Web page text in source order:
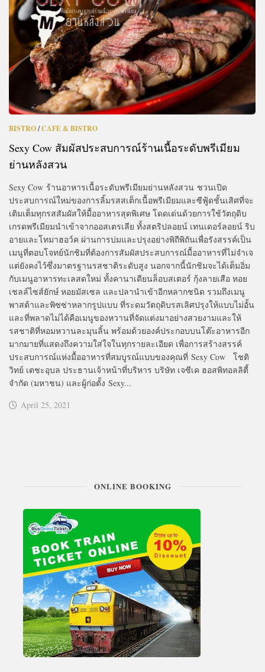
BISTRO/CAFE & BISTRO
Sexy Cow สัมผัสประสบการณ์ร้านเนื้อระดับพรีเมียม
ย่านหลังสวน
Sexy Cow ร้านอาหารเนื้อระดับพรีเมียมย่านหลังสวน ชวนเปิด
ประสบการณ์ใหม่ของการลิ้มรสสเต็กเนื้อพรีเมียมและซีฟู้ดชั้นเสิศที่จะ
เติมเต็มทุกรสสัมผัสให้มื้ออาหารสุดพิเศษ โดดเด่นด้วยการใช้วัตถุดิบ
เกรดพรีเมียมนำเข้าจากออสเตรเลีย ทั้งสตริปลอยน์ เทนเดอร์ลอยน์ ริบ
อายและโทมาฮอว์ค ผ่านการบ่มและปรุงอย่างพิถีพิถันเพื่อรังสรรค์เป็น
เมนูที่ตอบโจทย์นักชิมที่ต้องการสัมผัสประสบการณ์มื้ออาหารที่ไม่จำเจ
แต่ยังคงไว้ซึ่งมาตรฐานรสชาติระดับสูง นอกจากนี้นักชิมจะได้เต็มอิ่ม
กับเมนูอาหารทะเลสดใหม่ ทั้งคานาเดียนล็อบสเตอร์ กุ้งลายเสือ หอย
เชลล์ไซส์ยักษ์ หอยมัสเซล และปลานำเข้าอีกหลากชนิด รวมถึงเมนู
พาสต้าและพิซซ่าหลากรูปแบบ ที่ระดมวัตถุดิบรสเลิศปรุงให้แบบไม่อั้น
และที่พลาดไม่ได้คือเมนูของหวานที่จัดแต่งมาอย่างสวยงามและให้
รสชาติที่หอมหวานละมุนลิ้น พร้อมด้วยองค์ประกอบบนโต๊ะอาหารอีก
มากมายที่แสดงถึงความใส่ใจในทุกรายละเอียด เพื่อการสร้างสรรค์
ประสบการณ์แห่งมื้ออาหารที่สมบูรณ์แบบของคุณที่ Sexy Cow โชติ
วิทย์ เตชะอุบล ประธานเจ้าหน้าที่บริหาร บริษัท เจซีเค ฮอสพิทอลลิตี้
จำกัด (มหาชน) และผู้ก่อตั้ง Sexy...
April 25, 2021
ONLINE BOOKING